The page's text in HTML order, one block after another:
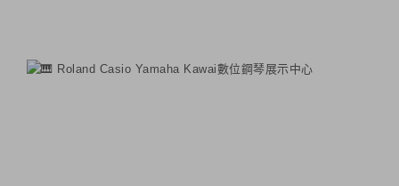
Roland Casio Yamaha Kawai數位鋼琴展示中心